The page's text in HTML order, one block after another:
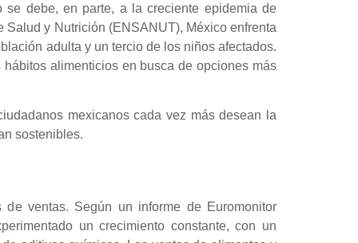
debe, en parte, a la creciente epidemia de
y Nutrición (ENSANUT), México enfrenta
adulta y un tercio de los niños afectados.
alimenticios en busca de opciones más
mexicanos cada vez más desean la
sostenibles.
ventas. Según un informe de Euromonitor
un crecimiento constante, con un